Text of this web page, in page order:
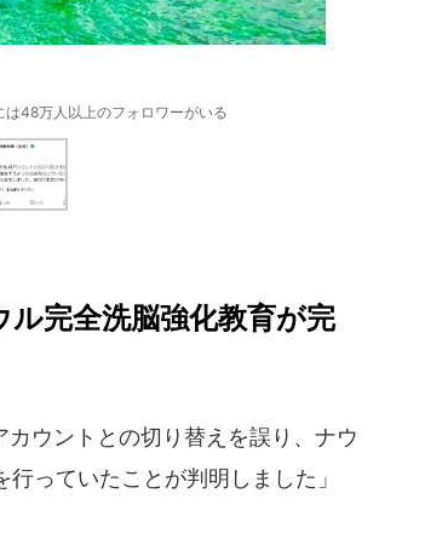
48万人以上のフォロワーがいる
ル完全洗脳強化教育が完
ウントとの切り替えを誤り、ナウ
っていたことが判明しました」